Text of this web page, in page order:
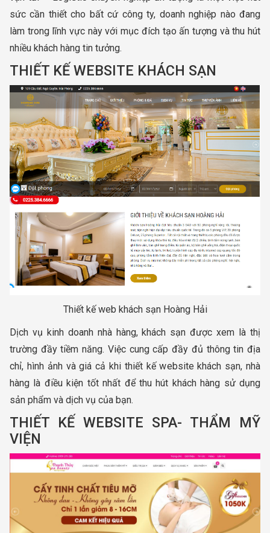
sức cần thiết cho bất cứ công ty, doanh nghiệp nào đang
làm trong lĩnh vực này với mục đích tạo ấn tượng và thu hút
nhiều khách hàng tin tưởng.
THIẾT KẾ WEBSITE KHÁCH SẠN
Thiết kế web khách sạn Hoàng Hải
Dịch vụ kinh doanh nhà hàng, khách sạn được xem là thị
trường đầy tiềm năng. Việc cung cấp đầy đủ thông tin địa
chỉ, hình ảnh và giá cả khi thiết kế website khách sạn, nhà
hàng là điều kiện tốt nhất để thu hút khách hàng sử dụng
sản phẩm và dịch vụ của bạn.
THIẾT KẾ WEBSITE SPA- THẨM MỸ
VIỆN